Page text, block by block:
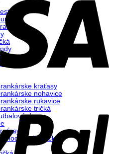
kraťasy
nohavice
rukavice
tričká
dresy
tričká